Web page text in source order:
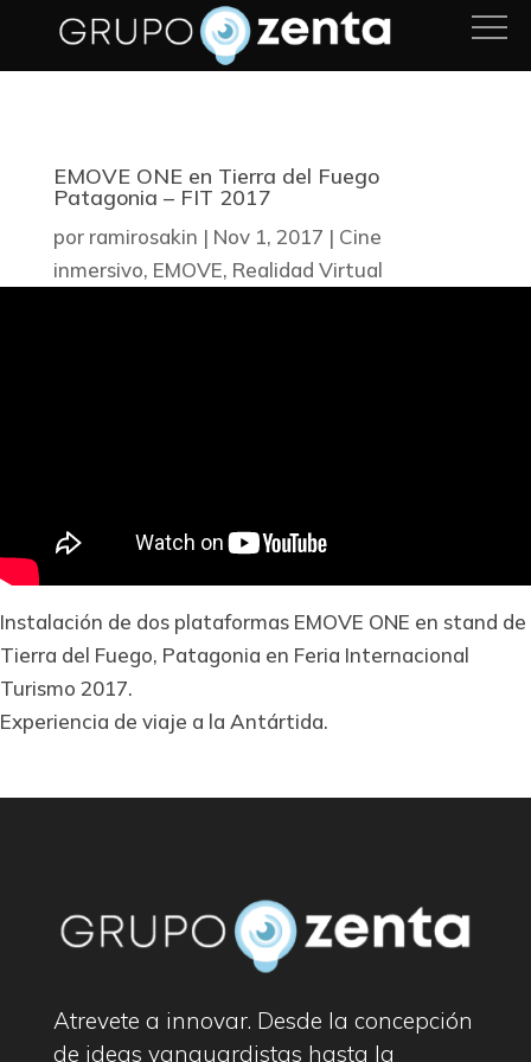
EMOVE ONE en Tierra del Fuego
Patagonia – FIT 2017
por ramirosakin | Nov 1, 2017 | Cine
inmersivo, EMOVE, Realidad Virtual
Instalación de dos plataformas EMOVE ONE en stand de
Tierra del Fuego, Patagonia en Feria Internacional
Turismo 2017.
Experiencia de viaje a la Antártida.
Atrevete a innovar. Desde la concepción
de ideas vanguardistas hasta la